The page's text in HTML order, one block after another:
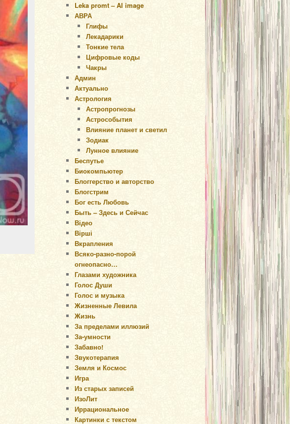
Leka promt – AI image
АВРА
Глифы
Лекадарики
Тонкие тела
Цифровые коды
Чакры
Админ
Актуально
Астрология
Астропрогнозы
Астрособытия
Влияние планет и светил
Зодиак
Лунное влияние
Беспутье
Биокомпьютер
Блоггерство и авторство
Блогстрим
Бог есть Любовь
Быть – Здесь и Сейчас
Відео
Вірші
Вкрапления
Всяко-разно-порой
огнеопасно…
Глазами художника
Голос Души
Голос и музыка
Жизненные Левила
Жизнь
За пределами иллюзий
За-умности
Забавно!
Звукотерапия
Земля и Космос
Игра
Из старых записей
ИзоЛит
Иррациональное
Картинки с текстом